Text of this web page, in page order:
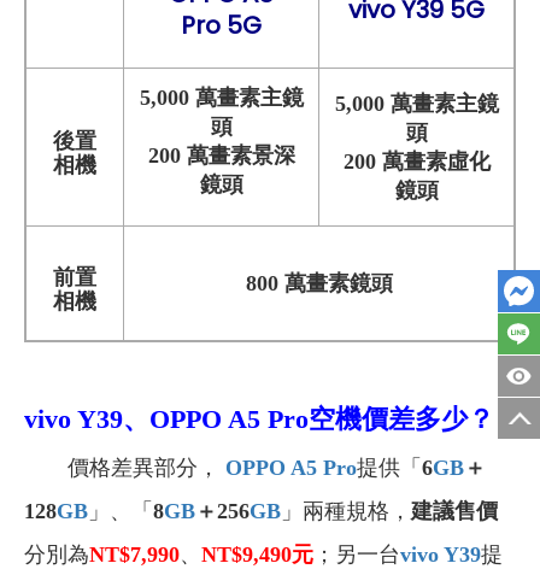
Pro 5G
vivo Y39 5G
後置
相機
5,000 萬畫素主鏡
頭
200 萬畫素景深
鏡頭
5,000 萬畫素主鏡
頭
200 萬畫素虛化
鏡頭
前置
相機
800 萬畫素鏡頭
vivo Y39、OPPO A5 Pro空機價差多少？
價格差異部分， OPPO A5 Pro提供「 6GB ＋
128GB 」、「 8GB ＋256GB 」兩種規格， 建議售價
分別為NT$7,990、 NT$9,490元 ；另一台vivo Y39提